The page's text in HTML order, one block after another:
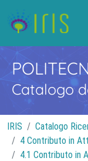
Catalogo
IRIS
Catalogo
4 Contributo in
4.1 Contributo in